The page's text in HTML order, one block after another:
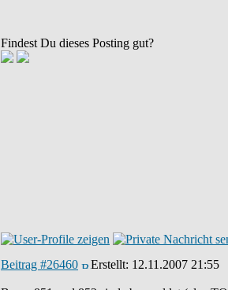
Findest Du dieses Posting gut?
Beitrag #26460 Erstellt: 12.11.2007 21:55